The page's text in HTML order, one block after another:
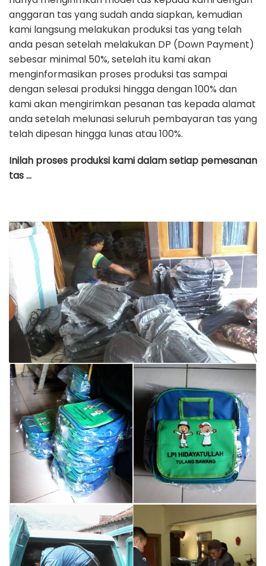
anggaran tas yang sudah anda siapkan, kemudian
kami langsung melakukan produksi tas yang telah
anda pesan setelah melakukan DP (Down Payment)
sebesar minimal 50%, setelah itu kami akan
menginformasikan proses produksi tas sampai
dengan selesai produksi hingga dengan 100% dan
kami akan mengirimkan pesanan tas kepada alamat
anda setelah melunasi seluruh pembayaran tas yang
telah dipesan hingga lunas atau 100%.
Inilah proses produksi kami dalam setiap pemesanan
tas …